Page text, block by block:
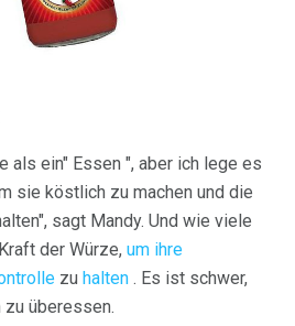
als ein" Essen ", aber ich lege es
sie köstlich zu machen und die
sagt Mandy. Und wie viele
der Würze, um ihre
zu halten . Es ist schwer,
überessen.